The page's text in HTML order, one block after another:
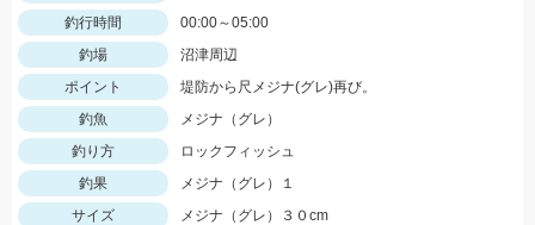
釣行時間
00:00～05:00
釣場
沼津周辺
ポイント
堤防から尺メジナ(グレ)再び。
釣魚
メジナ（グレ）
釣り方
ロックフィッシュ
釣果
メジナ（グレ）１
サイズ
メジナ（グレ）３０cm